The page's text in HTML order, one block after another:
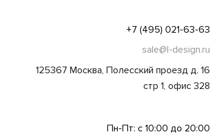
+7 (495) 021-63-63
sale@l-design.ru
125367 Москва, Полесский проезд д. 16
стр 1, офис 328
Пн-Пт: с 10:00 до 20:00